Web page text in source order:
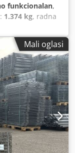
funkcionalan,
1.374 kg, radna
na sve kotače.
Ib R Tjfx
3000 1/min
105 dB Serijski
garancije ili
više
ili nas
Mali oglasi